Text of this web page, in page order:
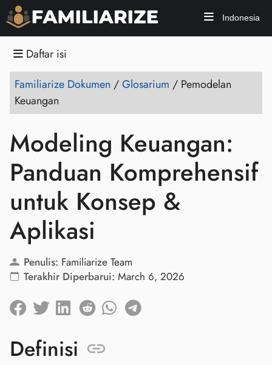
Indonesia
Daftar isi
Familiarize Dokumen /Glosarium / Pemodelan
Keuangan
Modeling Keuangan:
Panduan Komprehensif
untuk Konsep &
Aplikasi
Penulis: Familiarize Team
Terakhir Diperbarui: March 6, 2026
Definisi